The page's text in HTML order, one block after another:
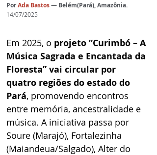
PorAda Bastos— Belém(Pará), Amazônia.
14/07/2025
Em 2025, o projeto “Curimbó – A
Música Sagrada e Encantada da
Floresta” vai circular por
quatro regiões do estado do
Pará, promovendo encontros
entre memória, ancestralidade e
música. A iniciativa passa por
Soure (Marajó), Fortalezinha
(Maiandeua/Salgado), Alter do